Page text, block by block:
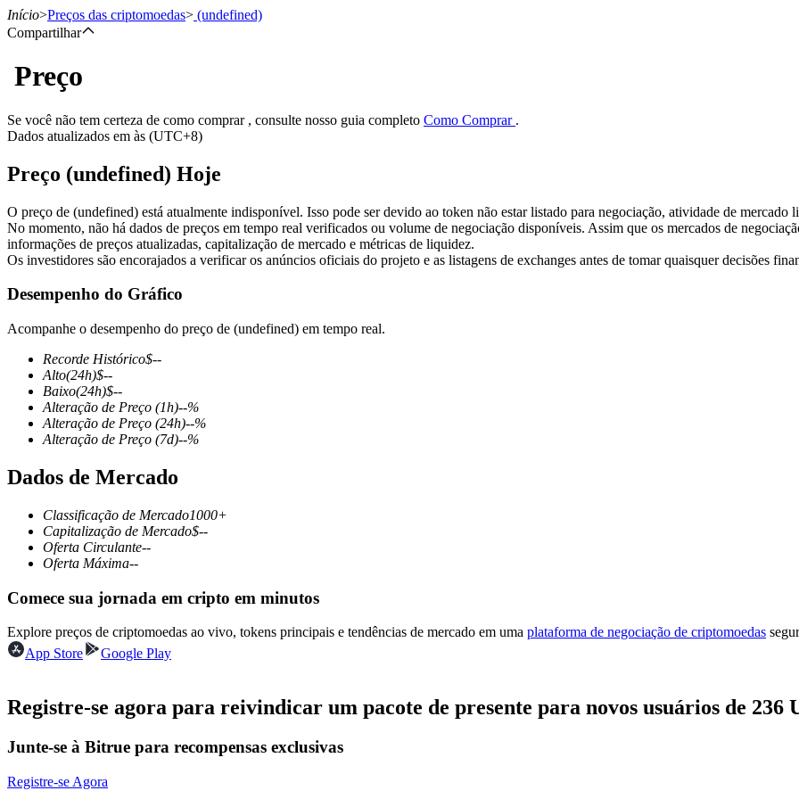
Futuros
Futuros de USDT
Futuros usando USDT como garantia
Futuros COIN-M
Futuros de criptomoeda
TradFi
Derivativos de ações, câmbio, metais preciosos e commodities
Futuros de USDC
Início>Preços das criptomoedas> (undefined)
Compartilhar
Preço
Se você não tem certeza de como comprar , consulte nosso guia completo Como Comprar .
Dados atualizados em às (UTC+8)
Preço (undefined) Hoje
O preço de (undefined) está atualmente indisponível. Isso pode ser devido ao token não estar listado para negociação, atividade de mercado
No momento, não há dados de preços em tempo real verificados ou volume de negociação disponíveis. Assim que os mercados de
informações de preços atualizadas, capitalização de mercado e métricas de liquidez.
Os investidores são encorajados a verificar os anúncios oficiais do projeto e as listagens de exchanges antes de tomar quaisquer decisões
Desempenho do Gráfico
Acompanhe o desempenho do preço de (undefined) em tempo real.
Recorde Histórico$--
Alto(24h)$--
Baixo(24h)$--
Alteração de Preço (1h)--%
Alteração de Preço (24h)--%
Alteração de Preço (7d)--%
Dados de Mercado
Classificação de Mercado1000+
Capitalização de Mercado$--
Oferta Circulante--
Oferta Máxima--
Comece sua jornada em cripto em minutos
Explore preços de criptomoedas ao vivo, tokens principais e tendências de mercado em uma plataforma de negociação de criptomoedas
App Store
Google Play
Registre-se agora para reivindicar um pacote de presente para novos usuários de 236
Junte-se à Bitrue para recompensas exclusivas
Registre-se Agora